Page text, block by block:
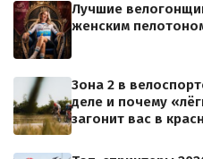
Лучшие
женским
Зона 2 в
деле и почему
загонит вас в